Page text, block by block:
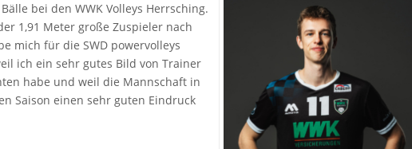
bei den WWK Volleys Herrsching.
1,91 Meter große Zuspieler nach
mich für die SWD powervolleys
ich ein sehr gutes Bild von Trainer
habe und weil die Mannschaft in
Saison einen sehr guten Eindruck